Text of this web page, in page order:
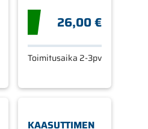
26,00 €
Toimitusaika 2-3pv
KAASUTTIMEN